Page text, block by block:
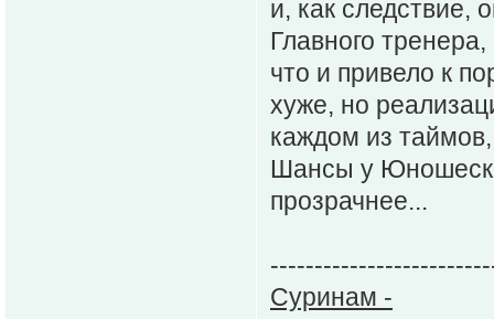
и, как следствие,
Главного
что и привело к
хуже, но
каждом из
Шансы у
прозрачнее...
Суринам -